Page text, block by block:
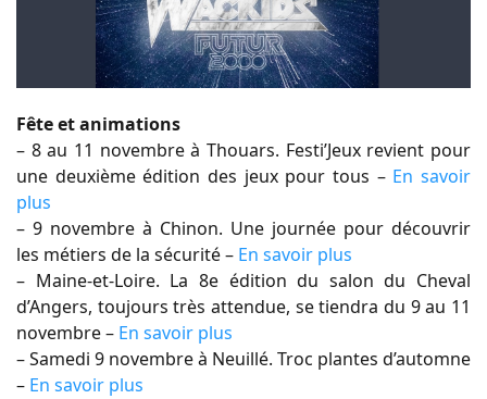
Fête et animations
– 8 au 11 novembre à Thouars. Festi’Jeux revient pour
une deuxième édition des jeux pour tous – En savoir
plus
– 9 novembre à Chinon. Une journée pour découvrir
les métiers de la sécurité – En savoir plus
– Maine-et-Loire. La 8e édition du salon du Cheval
d’Angers, toujours très attendue, se tiendra du 9 au 11
novembre – En savoir plus
– Samedi 9 novembre à Neuillé. Troc plantes d’automne
– En savoir plus